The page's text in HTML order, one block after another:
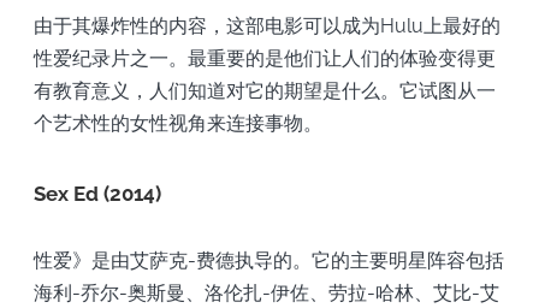
由于其爆炸性的内容，这部电影可以成为Hulu上最好的
性爱纪录片之一。最重要的是他们让人们的体验变得更
有教育意义，人们知道对它的期望是什么。它试图从一
个艺术性的女性视角来连接事物。
Sex Ed (2014)
性爱》是由艾萨克-费德执导的。它的主要明星阵容包括
海利-乔尔-奥斯曼、洛伦扎-伊佐、劳拉-哈林、艾比-艾